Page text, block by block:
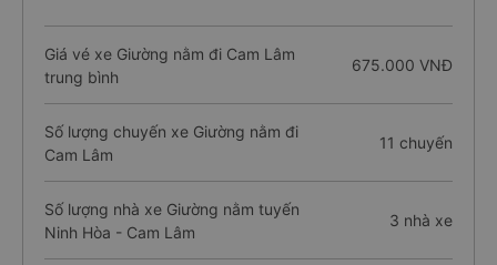
Giá vé xe Giường nằm đi Cam Lâm
trung bình
675.000 VNĐ
Số lượng chuyến xe Giường nằm đi
Cam Lâm
11 chuyến
Số lượng nhà xe Giường nằm tuyến
Ninh Hòa - Cam Lâm
3 nhà xe